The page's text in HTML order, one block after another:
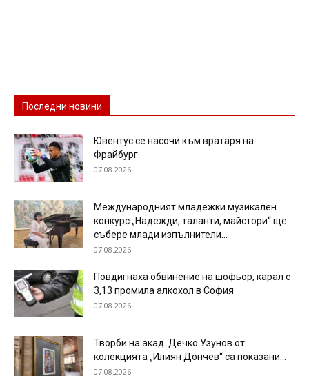
Последни новини
Ювентус се насочи към вратаря на
Фрайбург
07.08.2026
Международният младежки музикален
конкурс „Надежди, таланти, майстори“ ще
събере млади изпълнители...
07.08.2026
Повдигнаха обвинение на шофьор, карал с
3,13 промила алкохол в София
07.08.2026
Творби на акад. Дечко Узунов от
колекцията „Илиян Дончев“ са показани...
07.08.2026